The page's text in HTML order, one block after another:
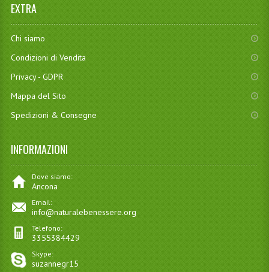
EXTRA
Chi siamo
Condizioni di Vendita
Privacy - GDPR
Mappa del Sito
Spedizioni & Consegne
INFORMAZIONI
Dove siamo:
Ancona
Email:
info@naturalebenessere.org
Telefono:
3355384429
Skype:
suzannegr15